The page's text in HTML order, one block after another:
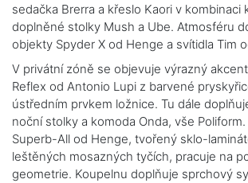
sedačka Brerra a křeslo Kaori v kombinaci
doplněné stolky Mush a Ube. Atmosféru
objekty Spyder X od Henge a svítidla Tim
V privátní zóně se objevuje výrazný
Reflex od Antonio Lupi z barvené
ústředním prvkem ložnice. Tu dále
noční stolky a komoda Onda, vše
Superb-All od Henge, tvořený sklo-
leštěných mosazných tyčích, pracuje na
geometrie. Koupelnu doplňuje sprchový